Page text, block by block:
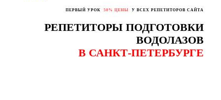
ПЕРВЫЙ УРОК 50% ЦЕНЫ У ВСЕХ РЕПЕТИТОРОВ САЙТА
РЕПЕТИТОРЫ ПОДГОТОВКИ
ВОДОЛАЗОВ
В САНКТ-ПЕТЕРБУРГЕ